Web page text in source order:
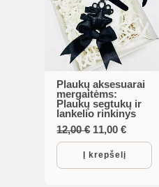
Plaukų aksesuarai
mergaitėms:
Plaukų segtukų ir
lankelio rinkinys
12,00€ Original
price
was:
12,00 €.
11,00€Current
price
11,00 €.
Į krepšelį